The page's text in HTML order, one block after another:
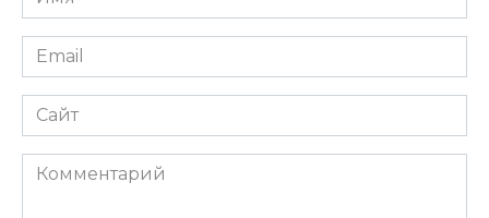
*
Email
*
Сайт
Комментарий